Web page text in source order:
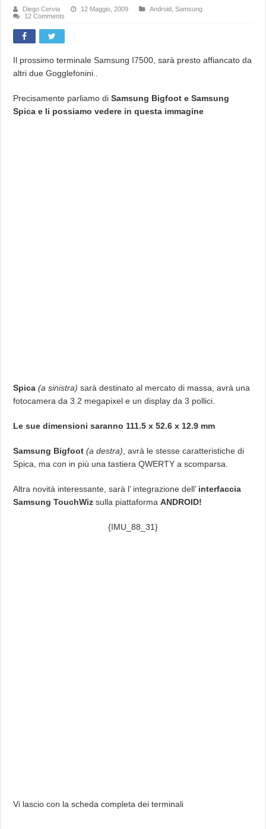
Diego Cervia 12 Maggio, 2009 Android ,Samsung
12 Comments
Il prossimo terminale Samsung I7500, sarà presto affiancato da
altri due Gogglefonini..
Precisamente parliamo diSamsung Bigfoot e Samsung
Spica e li possiamo vedere in questa immagine
Spica (a sinistra) sarà destinato al mercato di massa, avrà una
fotocamera da 3.2 megapixel e un display da 3 pollici.
Le sue dimensioni saranno 111.5 x 52.6 x 12.9 mm
Samsung Bigfoot (a destra) , avrà le stesse caratteristiche di
Spica, ma con in più una tastiera QWERTY a scomparsa.
Altra novità interessante, sarà l’ integrazione dell’ interfaccia
Samsung TouchWiz sulla piattaformaANDROID!
{IMU_88_31}
Vi lascio con la scheda completa dei terminali